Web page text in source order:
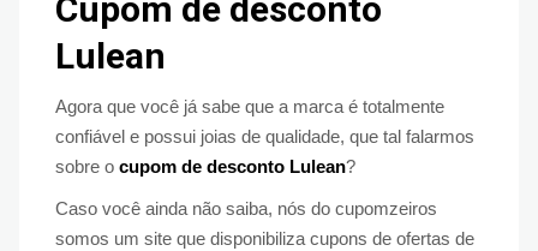
Cupom de desconto
Lulean
Agora que você já sabe que a marca é totalmente
confiável e possui joias de qualidade, que tal falarmos
sobre o cupom de desconto Lulean?
Caso você ainda não saiba, nós do cupomzeiros
somos um site que disponibiliza cupons de ofertas de